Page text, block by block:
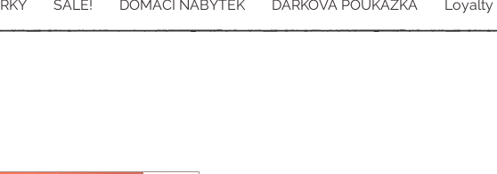
SALE! DOMÁCÍ NÁBYTEK DÁRKOVÁ POUKÁZKA Loyalty